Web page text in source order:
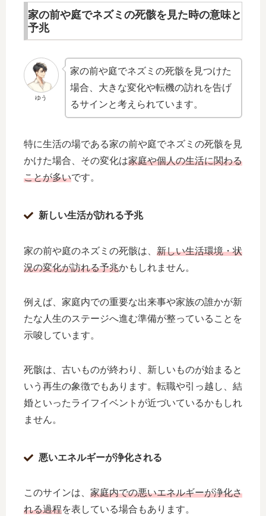
家の前や庭でネズミの死骸を見た時の意味と
予兆
ゆう
家の前や庭でネズミの死骸を見つけた
場合、大きな変化や転機の訪れを告げ
るサインと考えられています。
特に生活の場である家の前や庭でネズミの死骸を見
かけた場合、その変化は家庭や個人の生活に関わる
ことが多いです。
新しい生活が訪れる予兆
家の前や庭のネズミの死骸は、 新しい生活環境・状
況の変化が訪れる予兆かもしれません。
例えば、家庭内での重要な出来事や家族の誰かが新
たな人生のステージへ進む準備が整っていることを
示唆しています。
死骸は、古いものが終わり、新しいものが始まると
いう再生の象徴でもあります。転職や引っ越し、結
婚といったライフイベントが近づいているかもしれ
ません。
悪いエネルギーが浄化される
このサインは、 家庭内での悪いエネルギーが浄化さ
れる過程を表している場合もあります。